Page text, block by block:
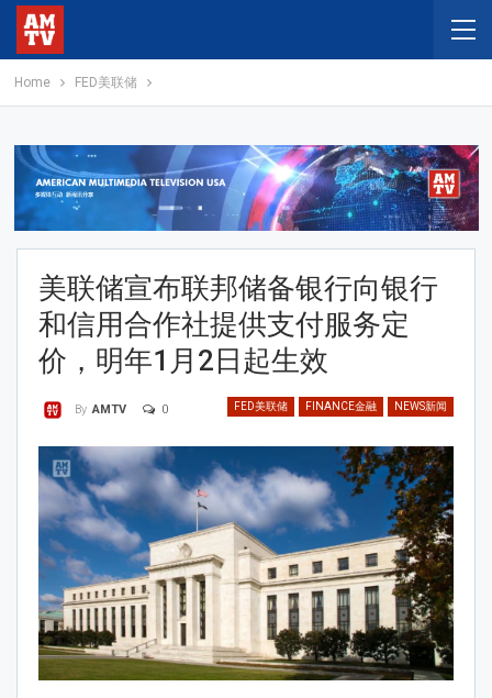
Home FED美联储
美联储宣布联邦储备银行向银行
和信用合作社提供支付服务定
价，明年1月2日起生效
FED美联储 FINANCE金融 NEWS新闻
By AMTV 0